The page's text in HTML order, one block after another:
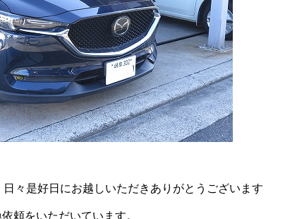
々是好日にお越しいただきありがとうございます
頼をいただいています。